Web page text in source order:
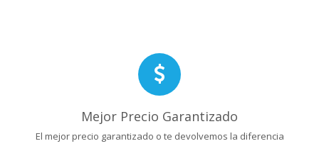
Mejor Precio Garantizado
El mejor precio garantizado o te devolvemos la diferencia